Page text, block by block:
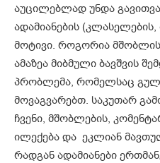
აუცილებლად უნდა
ადამიანების
მოტივი. როგორია მშობლის
ამაზეა მიბმული ბავშვის
პრობლემა, რომელსაც
მოვაგვარებთ. საკუთარ
ჩვენი, მშობლების,
ილექება და ეკლიან
რადგან ადამიანები